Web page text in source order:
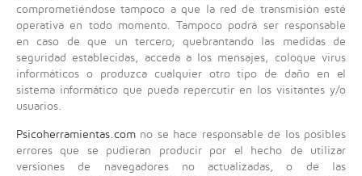
comprometiéndose tampoco a que la red de transmisión esté
operativa en todo momento. Tampoco podrá ser responsable
en caso de que un tercero, quebrantando las medidas de
seguridad establecidas, acceda a los mensajes, coloque virus
informáticos o produzca cualquier otro tipo de daño en el
sistema informático que pueda repercutir en los visitantes y/o
usuarios.
Psicoherramientas.com no se hace responsable de los posibles
errores que se pudieran producir por el hecho de utilizar
versiones de navegadores no actualizadas, o de las